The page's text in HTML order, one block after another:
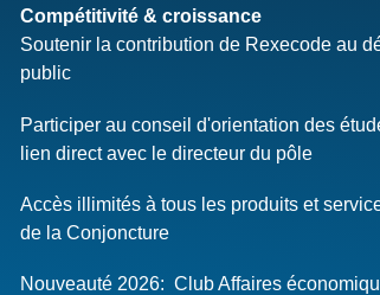
Compétitivité & croissance
Soutenir la contribution de Rexecode au
public
Participer au conseil d'orientation des
lien direct avec le directeur du pôle
Accès illimités à tous les produits et
de la Conjoncture
Nouveauté 2026: Club Affaires